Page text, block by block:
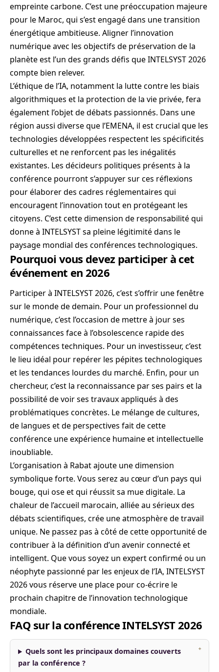
empreinte carbone. C’est une préoccupation majeure
pour le Maroc, qui s’est engagé dans une transition
énergétique ambitieuse. Aligner l’innovation
numérique avec les objectifs de préservation de la
planète est l’un des grands défis que INTELSYST 2026
compte bien relever.
L’éthique de l’IA, notamment la lutte contre les biais
algorithmiques et la protection de la vie privée, fera
également l’objet de débats passionnés. Dans une
région aussi diverse que l’EMENA, il est crucial que les
technologies développées respectent les spécificités
culturelles et ne renforcent pas les inégalités
existantes. Les décideurs politiques présents à la
conférence pourront s’appuyer sur ces réflexions
pour élaborer des cadres réglementaires qui
encouragent l’innovation tout en protégeant les
citoyens. C’est cette dimension de responsabilité qui
donne à INTELSYST sa pleine légitimité dans le
paysage mondial des conférences technologiques.
Pourquoi vous devez participer à cet
événement en 2026
Participer à INTELSYST 2026, c’est s’offrir une fenêtre
sur le monde de demain. Pour un professionnel du
numérique, c’est l’occasion de mettre à jour ses
connaissances face à l’obsolescence rapide des
compétences techniques. Pour un investisseur, c’est
le lieu idéal pour repérer les pépites technologiques
et les tendances lourdes du marché. Enfin, pour un
chercheur, c’est la reconnaissance par ses pairs et la
possibilité de voir ses travaux appliqués à des
problématiques concrètes. Le mélange de cultures,
de langues et de perspectives fait de cette
conférence une expérience humaine et intellectuelle
inoubliable.
L’organisation à Rabat ajoute une dimension
symbolique forte. Vous serez au cœur d’un pays qui
bouge, qui ose et qui réussit sa mue digitale. La
chaleur de l’accueil marocain, alliée au sérieux des
débats scientifiques, crée une atmosphère de travail
unique. Ne passez pas à côté de cette opportunité de
contribuer à la définition d’un avenir connecté et
intelligent. Que vous soyez un expert confirmé ou un
néophyte passionné par les enjeux de l’IA, INTELSYST
2026 vous réserve une place pour co-écrire le
prochain chapitre de l’innovation technologique
mondiale.
FAQ sur la conférence INTELSYST 2026
Quels sont les principaux domaines couverts
par la conférence ?